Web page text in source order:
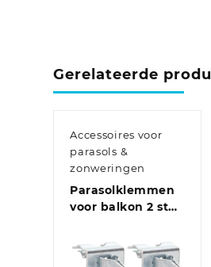
Gerelateerde
Accessoires voor
parasols &
zonweringen
Parasolklemmen
voor balkon 2 st
gegalvaniseerd
staal